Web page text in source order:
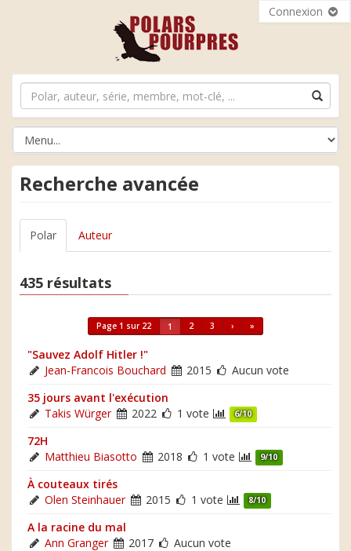
Connexion
Recherche avancée
Polar Auteur
435 résultats
Page 1 sur 22 1 2 3 › »
"Sauvez Adolf Hitler !"
Jean-Francois Bouchard
2015
Aucun vote
35 jours avant l'exécution
Takis Würger
2022 1 vote 6/10
72H
Matthieu Biasotto
2018 1 vote 9/10
À couteaux tirés
Olen Steinhauer
2015 1 vote 8/10
A la racine du mal
Ann Granger
2017
Aucun vote